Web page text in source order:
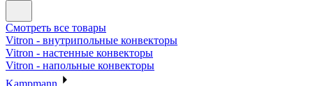
Смотреть все товары
Vitron - внутрипольные конвекторы
Vitron - настенные конвекторы
Vitron - напольные конвекторы